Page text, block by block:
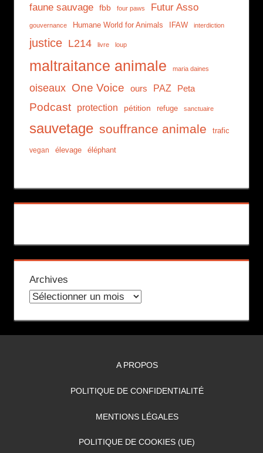
faune sauvage fbb four paws Futur Asso
gouvernance Humane World for Animals IFAW interdiction
justice L214 livre loup
maltraitance animale maria daines
oiseaux One Voice ours PAZ Peta
Podcast protection pétition refuge sanctuaire
sauvetage souffrance animale trafic
vegan élevage éléphant
Archives
A PROPOS
POLITIQUE DE CONFIDENTIALITÉ
MENTIONS LÉGALES
POLITIQUE DE COOKIES (UE)